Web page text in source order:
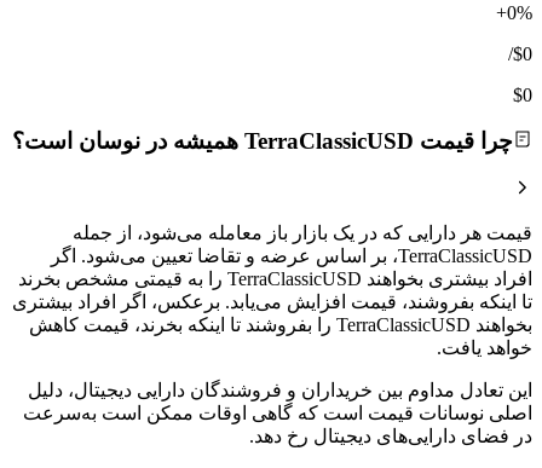
+0%
$0
/
$0
چرا قیمت TerraClassicUSD همیشه در نوسان است؟
قیمت هر دارایی که در یک بازار باز معامله می‌شود، از جمله
TerraClassicUSD، بر اساس عرضه و تقاضا تعیین می‌شود. اگر
افراد بیشتری بخواهند TerraClassicUSD را به قیمتی مشخص بخرند
تا اینکه بفروشند، قیمت افزایش می‌یابد. برعکس، اگر افراد بیشتری
بخواهند TerraClassicUSD را بفروشند تا اینکه بخرند، قیمت کاهش
خواهد یافت.
این تعادل مداوم بین خریداران و فروشندگان دارایی دیجیتال، دلیل
اصلی نوسانات قیمت است که گاهی اوقات ممکن است به‌سرعت
در فضای دارایی‌های دیجیتال رخ دهد.